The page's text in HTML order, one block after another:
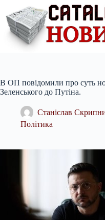
вмісту
В ОП повідомили про суть
Зеленського до Путіна.
Станіслав
Політика